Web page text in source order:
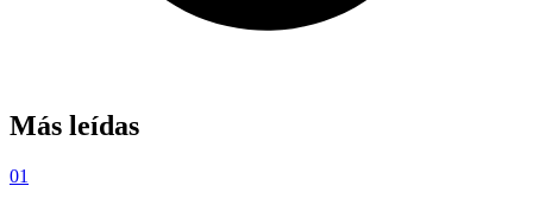
Más leídas
01